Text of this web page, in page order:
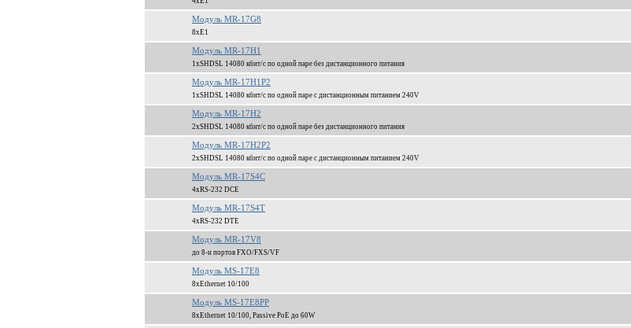
Модуль MR-17G8
8xЕ1
Модуль MR-17H1
1xSHDSL 14080 кбит/c по одной паре без дистанционного питания
Модуль MR-17H1P2
1xSHDSL 14080 кбит/c по одной паре c дистанционным питанием 240V
Модуль MR-17H2
2xSHDSL 14080 кбит/c по одной паре без дистанционного питания
Модуль MR-17H2P2
2xSHDSL 14080 кбит/c по одной паре c дистанционным питанием 240V
Модуль MR-17S4C
4xRS-232 DCE
Модуль MR-17S4T
4xRS-232 DTE
Модуль MR-17V8
до 8-и портов FXO/FXS/VF
Модуль MS-17E8
8xEthernet 10/100
Модуль MS-17E8PP
8xEthernet 10/100, Passive PoE до 60W